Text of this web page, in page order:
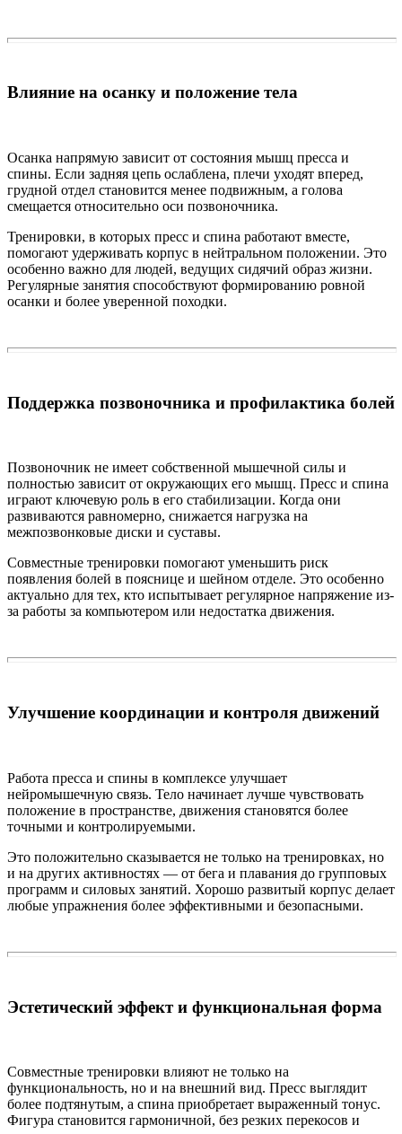
Влияние на осанку и положение тела
Осанка напрямую зависит от состояния мышц пресса и
спины. Если задняя цепь ослаблена, плечи уходят вперед,
грудной отдел становится менее подвижным, а голова
смещается относительно оси позвоночника.
Тренировки, в которых пресс и спина работают вместе,
помогают удерживать корпус в нейтральном положении. Это
особенно важно для людей, ведущих сидячий образ жизни.
Регулярные занятия способствуют формированию ровной
осанки и более уверенной походки.
Поддержка позвоночника и профилактика болей
Позвоночник не имеет собственной мышечной силы и
полностью зависит от окружающих его мышц. Пресс и спина
играют ключевую роль в его стабилизации. Когда они
развиваются равномерно, снижается нагрузка на
межпозвонковые диски и суставы.
Совместные тренировки помогают уменьшить риск
появления болей в пояснице и шейном отделе. Это особенно
актуально для тех, кто испытывает регулярное напряжение из-
за работы за компьютером или недостатка движения.
Улучшение координации и контроля движений
Работа пресса и спины в комплексе улучшает
нейромышечную связь. Тело начинает лучше чувствовать
положение в пространстве, движения становятся более
точными и контролируемыми.
Это положительно сказывается не только на тренировках, но
и на других активностях — от бега и плавания до групповых
программ и силовых занятий. Хорошо развитый корпус делает
любые упражнения более эффективными и безопасными.
Эстетический эффект и функциональная форма
Совместные тренировки влияют не только на
функциональность, но и на внешний вид. Пресс выглядит
более подтянутым, а спина приобретает выраженный тонус.
Фигура становится гармоничной, без резких перекосов и